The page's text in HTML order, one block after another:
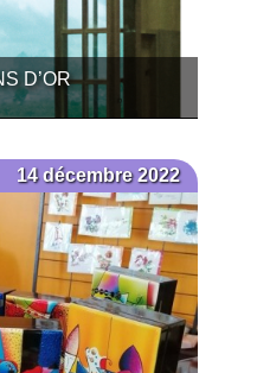
D’OR
14 décembre 2022